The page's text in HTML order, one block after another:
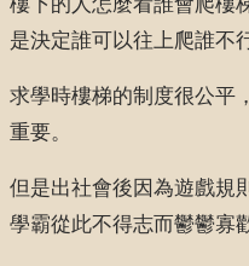
是決定誰可以往上爬誰不
求學時樓梯的制度很公平
重要。
但是出社會後因為遊戲規
學霸從此不得志而鬱鬱寡